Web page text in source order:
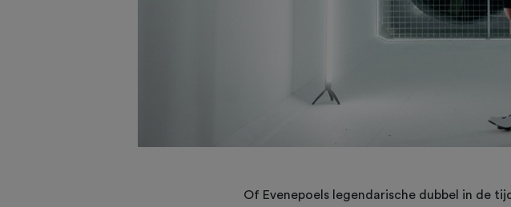
Of Evenepoels legendarische dubbel in de